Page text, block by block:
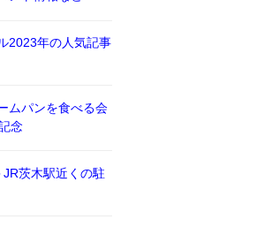
2023年の人気記事
ムパンを食べる会
念
茨木駅近くの駐